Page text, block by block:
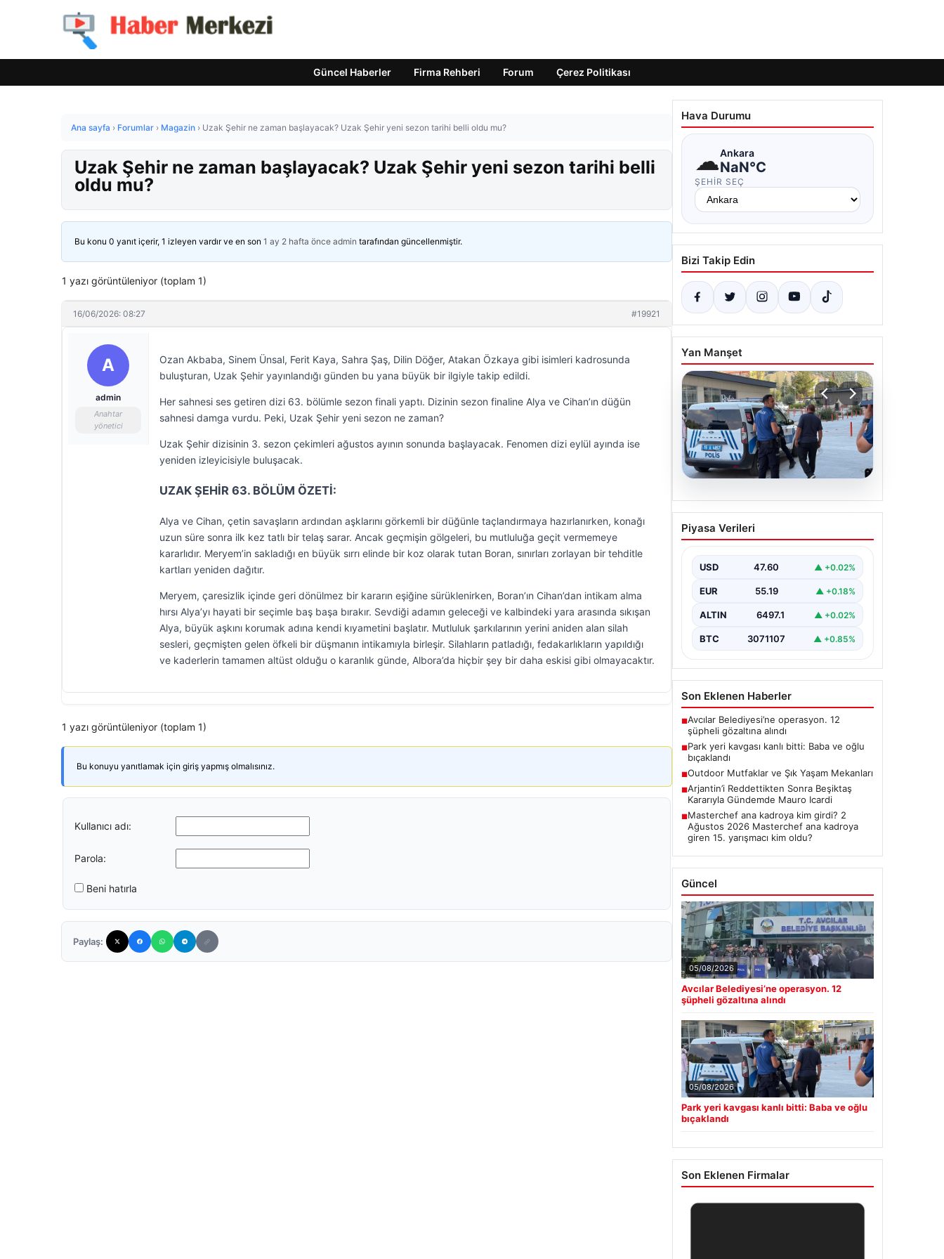
Güncel Haberler Firma Rehberi Forum Çerez Politikası
Ana sayfa › Forumlar › Magazin › Uzak Şehir ne zaman başlayacak? Uzak Şehir yeni sezon tarihi belli oldu mu?
Uzak Şehir ne zaman başlayacak? Uzak Şehir yeni sezon tarihi belli
oldu mu?
Bu konu 0 yanıt içerir, 1 izleyen vardır ve en son 1 ay 2 hafta önce admin tarafından güncellenmiştir.
1 yazı görüntüleniyor (toplam 1)
16/06/2026: 08:27 #19921
A
admin
Anahtar
yönetici
Ozan Akbaba, Sinem Ünsal, Ferit Kaya, Sahra Şaş, Dilin Döğer, Atakan Özkaya gibi isimleri kadrosunda
buluşturan, Uzak Şehir yayınlandığı günden bu yana büyük bir ilgiyle takip edildi.
Her sahnesi ses getiren dizi 63. bölümle sezon finali yaptı. Dizinin sezon finaline Alya ve Cihan’ın düğün
sahnesi damga vurdu. Peki, Uzak Şehir yeni sezon ne zaman?
Uzak Şehir dizisinin 3. sezon çekimleri ağustos ayının sonunda başlayacak. Fenomen dizi eylül ayında ise
yeniden izleyicisiyle buluşacak.
UZAK ŞEHİR 63. BÖLÜM ÖZETİ:
Alya ve Cihan, çetin savaşların ardından aşklarını görkemli bir düğünle taçlandırmaya hazırlanırken, konağı
uzun süre sonra ilk kez tatlı bir telaş sarar. Ancak geçmişin gölgeleri, bu mutluluğa geçit vermemeye
kararlıdır. Meryem’in sakladığı en büyük sırrı elinde bir koz olarak tutan Boran, sınırları zorlayan bir tehditle
kartları yeniden dağıtır.
Meryem, çaresizlik içinde geri dönülmez bir kararın eşiğine sürüklenirken, Boran’ın Cihan’dan intikam alma
hırsı Alya’yı hayati bir seçimle baş başa bırakır. Sevdiği adamın geleceği ve kalbindeki yara arasında sıkışan
Alya, büyük aşkını korumak adına kendi kıyametini başlatır. Mutluluk şarkılarının yerini aniden alan silah
sesleri, geçmişten gelen öfkeli bir düşmanın intikamıyla birleşir. Silahların patladığı, fedakarlıkların yapıldığı
ve kaderlerin tamamen altüst olduğu o karanlık günde, Albora’da hiçbir şey bir daha eskisi gibi olmayacaktır.
1 yazı görüntüleniyor (toplam 1)
Bu konuyu yanıtlamak için giriş yapmış olmalısınız.
Kullanıcı adı:
Parola:
Beni hatırla
Paylaş:
Hava Durumu
☁Ankara
NaN°C
ŞEHIR SEÇ
Bizi Takip Edin
Yan Manşet
05.08.2026
Park yeri kavgası kanlı
bitti: Baba ve oğlu
Piyasa Verileri
USD 47.60 ▲ +0.02%
EUR 55.19 ▲ +0.18%
ALTIN 6497.1 ▲ +0.02%
BTC 3071107 ▲ +0.85%
Son Eklenen Haberler
■Avcılar Belediyesi’ne operasyon. 12
şüpheli gözaltına alındı
■Park yeri kavgası kanlı bitti: Baba ve oğlu
bıçaklandı
■Outdoor Mutfaklar ve Şık Yaşam Mekanları
■Arjantin’i Reddettikten Sonra Beşiktaş
Kararıyla Gündemde Mauro Icardi
■Masterchef ana kadroya kim girdi? 2
Ağustos 2026 Masterchef ana kadroya
giren 15. yarışmacı kim oldu?
Güncel
05/08/2026
Avcılar Belediyesi’ne operasyon. 12
şüpheli gözaltına alındı
05/08/2026
Park yeri kavgası kanlı bitti: Baba ve oğlu
bıçaklandı
Son Eklenen Firmalar